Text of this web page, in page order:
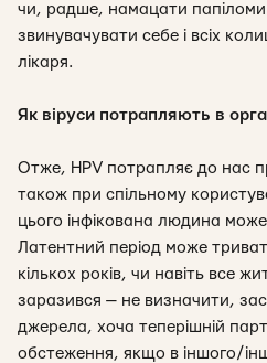
чи, радше, намацати папіломи.
звинувачувати себе і всіх
лікаря.
Як віруси потрапляють в
Отже, HPV потрапляє до нас
також при спільному
цього інфікована людина
Латентний період може
кількох років, чи навіть все
заразився — не визначити,
джерела, хоча теперішній
обстеження, якщо в іншого/